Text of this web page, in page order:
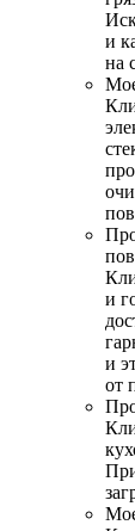
и
на
и
и
от